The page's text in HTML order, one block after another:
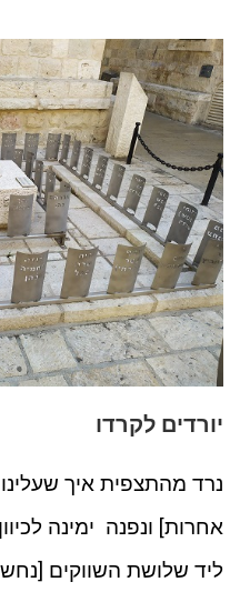
יורדים לקרדו
נרד מהתצפית איך
אחרות] ונפנה ימינה
ליד שלושת השווקים